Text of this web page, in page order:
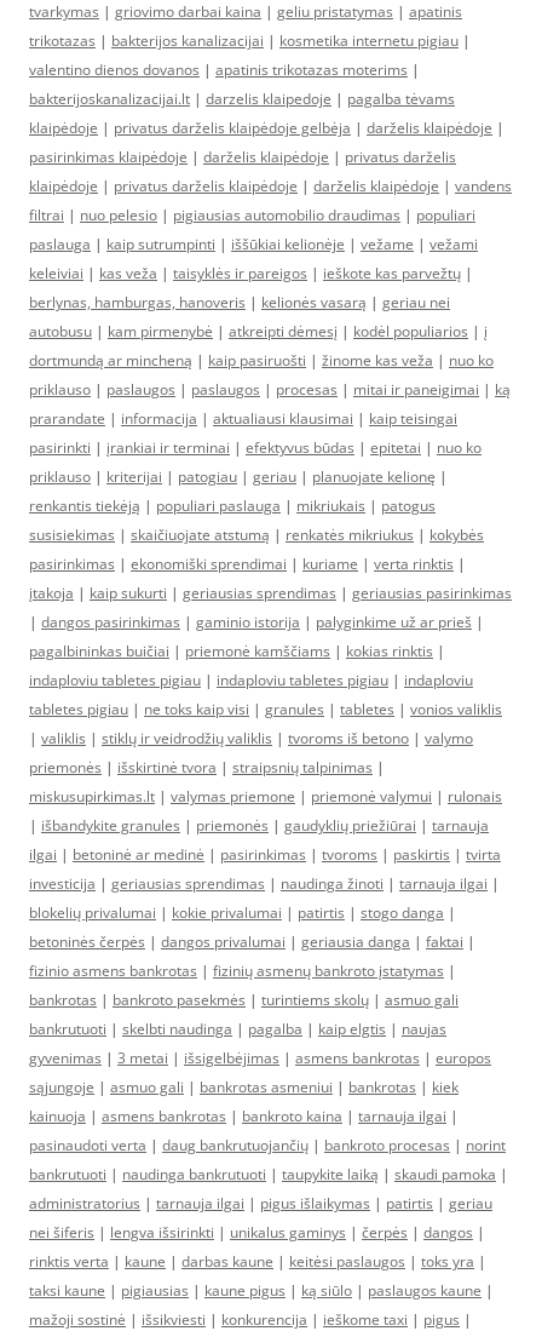
tvarkymas | griovimo darbai kaina | geliu pristatymas | apatinis
trikotazas | bakterijos kanalizacijai | kosmetika internetu pigiau |
valentino dienos dovanos | apatinis trikotazas moterims |
bakterijoskanalizacijai.lt | darzelis klaipedoje | pagalba tėvams
klaipėdoje | privatus darželis klaipėdoje gelbėja | darželis klaipėdoje |
pasirinkimas klaipėdoje | darželis klaipėdoje | privatus darželis
klaipėdoje | privatus darželis klaipėdoje | darželis klaipėdoje | vandens
filtrai | nuo pelesio | pigiausias automobilio draudimas | populiari
paslauga | kaip sutrumpinti | iššūkiai kelionėje | vežame | vežami
keleiviai | kas veža | taisyklės ir pareigos | ieškote kas parvežtų |
berlynas, hamburgas, hanoveris | kelionės vasarą | geriau nei
autobusu | kam pirmenybė | atkreipti dėmesį | kodėl populiarios | į
dortmundą ar mincheną | kaip pasiruošti | žinome kas veža | nuo ko
priklauso | paslaugos | paslaugos | procesas | mitai ir paneigimai | ką
prarandate | informacija | aktualiausi klausimai | kaip teisingai
pasirinkti | įrankiai ir terminai | efektyvus būdas | epitetai | nuo ko
priklauso | kriterijai | patogiau | geriau | planuojate kelionę |
renkantis tiekėją | populiari paslauga | mikriukais | patogus
susisiekimas | skaičiuojate atstumą | renkatės mikriukus | kokybės
pasirinkimas | ekonomiški sprendimai | kuriame | verta rinktis |
įtakoja | kaip sukurti | geriausias sprendimas | geriausias pasirinkimas
| dangos pasirinkimas | gaminio istorija | palyginkime už ar prieš |
pagalbininkas buičiai | priemonė kamščiams | kokias rinktis |
indaploviu tabletes pigiau | indaploviu tabletes pigiau | indaploviu
tabletes pigiau | ne toks kaip visi | granules | tabletes | vonios valiklis
| valiklis | stiklų ir veidrodžių valiklis | tvoroms iš betono | valymo
priemonės | išskirtinė tvora | straipsnių talpinimas |
miskusupirkimas.lt | valymas priemone | priemonė valymui | rulonais
| išbandykite granules | priemonės | gaudyklių priežiūrai | tarnauja
ilgai | betoninė ar medinė | pasirinkimas | tvoroms | paskirtis | tvirta
investicija | geriausias sprendimas | naudinga žinoti | tarnauja ilgai |
blokelių privalumai | kokie privalumai | patirtis | stogo danga |
betoninės čerpės | dangos privalumai | geriausia danga | faktai |
fizinio asmens bankrotas | fizinių asmenų bankroto įstatymas |
bankrotas | bankroto pasekmės | turintiems skolų | asmuo gali
bankrutuoti | skelbti naudinga | pagalba | kaip elgtis | naujas
gyvenimas | 3 metai | išsigelbėjimas | asmens bankrotas | europos
sąjungoje | asmuo gali | bankrotas asmeniui | bankrotas | kiek
kainuoja | asmens bankrotas | bankroto kaina | tarnauja ilgai |
pasinaudoti verta | daug bankrutuojančių | bankroto procesas | norint
bankrutuoti | naudinga bankrutuoti | taupykite laiką | skaudi pamoka |
administratorius | tarnauja ilgai | pigus išlaikymas | patirtis | geriau
nei šiferis | lengva išsirinkti | unikalus gaminys | čerpės | dangos |
rinktis verta | kaune | darbas kaune | keitėsi paslaugos | toks yra |
taksi kaune | pigiausias | kaune pigus | ką siūlo | paslaugos kaune |
mažoji sostinė | išsikviesti | konkurencija | ieškome taxi | pigus |